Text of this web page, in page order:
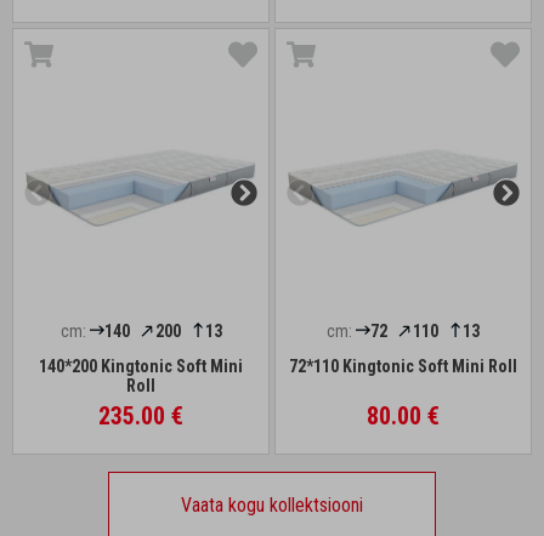
cm: 140 200
13
140*200 Kingtonic Soft Mini
Roll
235.00 €
cm: 72 110
13
72*110 Kingtonic Soft Mini Roll
80.00 €
Vaata kogu kollektsiooni